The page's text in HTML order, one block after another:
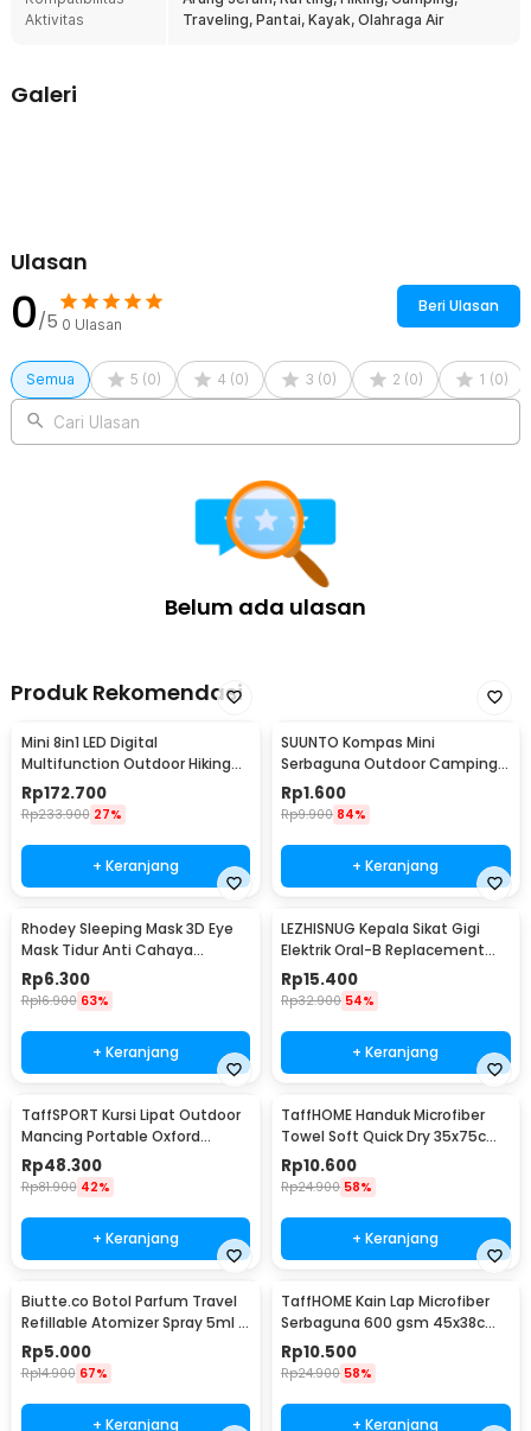
Aktivitas
Traveling, Pantai, Kayak, Olahraga Air
Galeri
Ulasan
0/5 0 Ulasan
Beri Ulasan
Semua 5 (0) 4 (0) 3 (0) 2 (0) 1 (0)
Cari Ulasan
Belum ada ulasan
Produk Rekomendasi
Mini 8in1 LED Digital
Multifunction Outdoor Hiking
Camping Compass - RV77
Rp172.700
Rp233.900 27%
+ Keranjang
SUUNTO Kompas Mini
Serbaguna Outdoor Camping
Hiking for Watch Strap
Rp1.600
Rp9.900 84%
+ Keranjang
Rhodey Sleeping Mask 3D Eye
Mask Tidur Anti Cahaya
Penutup Mata Nyaman - LB03
Rp6.300
Rp16.900 63%
+ Keranjang
LEZHISNUG Kepala Sikat Gigi
Elektrik Oral-B Replacement
D12 D16 4 PCS - SB-17A
Rp15.400
Rp32.900 54%
+ Keranjang
TaffSPORT Kursi Lipat Outdoor
Mancing Portable Oxford
Folding Chair - ZDY01
Rp48.300
Rp81.900 42%
+ Keranjang
TaffHOME Handuk Microfiber
Towel Soft Quick Dry 35x75cm
- S-20
Rp10.600
Rp24.900 58%
+ Keranjang
Biutte.co Botol Parfum Travel
Refillable Atomizer Spray 5ml -
AB-05
Rp5.000
Rp14.900 67%
+ Keranjang
TaffHOME Kain Lap Microfiber
Serbaguna 600 gsm 45x38cm 1
PCS - H-35G
Rp10.500
Rp24.900 58%
+ Keranjang